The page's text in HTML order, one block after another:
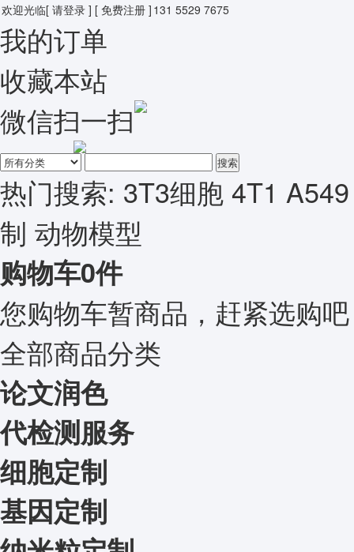
欢迎光临[ 请登录 ] [ 免费注册 ] 131 5529 7675
我的订单
收藏本站
微信扫一扫
搜索
热门搜索: 3T3细胞 4T1 A549
制 动物模型
购物车0件
您购物车暂商品，赶紧选购
全部商品分类
论文润色
代检测服务
细胞定制
基因定制